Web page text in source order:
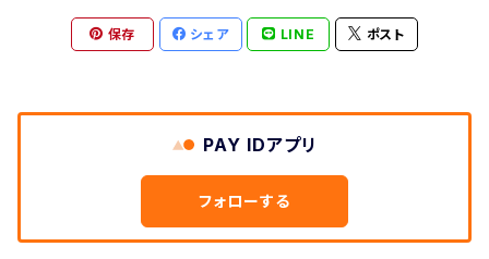
保存 シェア LINE ポスト
PAY IDアプリ
フォローする